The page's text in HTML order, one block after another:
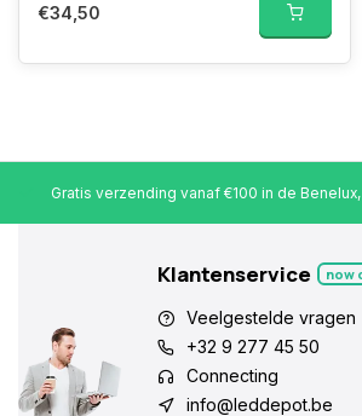
€34,50
Gratis verzending vanaf €100 in de
Klantenservice now
Veelgestelde vragen
+32 9 277 45 50
Connecting
info@leddepot.be